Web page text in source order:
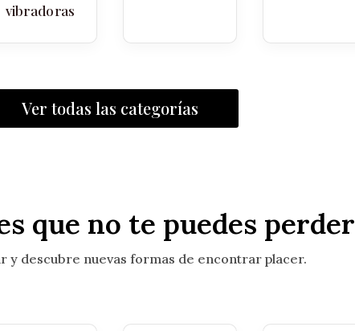
vibradoras
Ver todas las categorías
que no te puedes perder
y descubre nuevas formas de encontrar placer.